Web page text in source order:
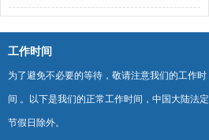
工作时间
为了避免不必要的等待，敬请注意我们的工作时
间 。以下是我们的正常工作时间，中国大陆法定
节假日除外。